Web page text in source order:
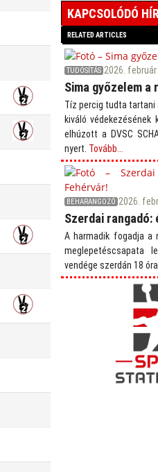
KAPCSOLÓDÓ
RELATED ARTICLES
TUDÓSÍTÁS 2026. február
Sima győzelem a
Tíz percig tudta tartani
kiváló
elhúzott a DVSC
nyert. Tovább...
BEHARANGOZÓ 2026.
Szerdai rangadó:
A harmadik fogadja a
meglepetéscsapata
vendége szerdán 18